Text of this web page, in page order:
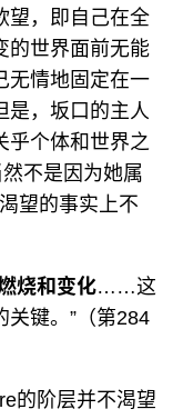
望，即自己在全
的世界面前无能
无情地固定在一
是，坂口的主人
乎个体和世界之
不是因为她属
望的事实上不
烧和变化……这
关键。”（第284
的阶层并不渴望